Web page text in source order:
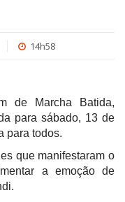
14h58
de Marcha Batida,
para sábado, 13 de
para todos.
que manifestaram o
a emoção de